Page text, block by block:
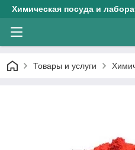
Химическая посуда и
Товары и услуги